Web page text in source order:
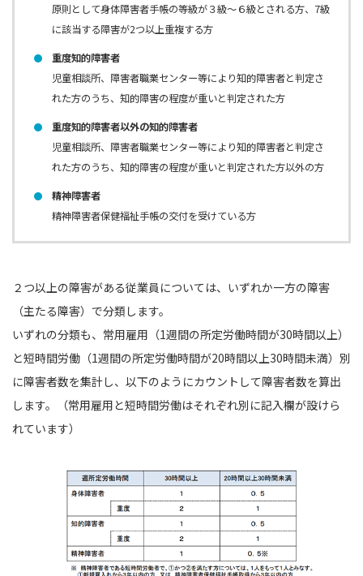
原則として身体障害者手帳の等級が３級〜６級とされる方、7級
に該当する障害が2つ以上重複する方
重度知的障害者
児童相談所、障害者職業センター等により知的障害者と判定さ
れた方のうち、知的障害の程度が重いと判定された方
重度知的障害者以外の知的障害者
児童相談所、障害者職業センター等により知的障害者と判定さ
れた方のうち、知的障害の程度が重いと判定された方以外の方
精神障害者
精神障害者保健福祉手帳の交付を受けている方
２つ以上の障害がある従業員については、いずれか一方の障害
（主たる障害）で分類します。
いずれの分類も、常用雇用（1週間の所定労働時間が30時間以上）
と短時間労働（1週間の所定労働時間が20時間以上30時間未満）別
に障害者数を集計し、以下のようにカウントして障害者数を算出
します。（常用雇用と短時間労働はそれぞれ別に記入欄が設けら
れています）